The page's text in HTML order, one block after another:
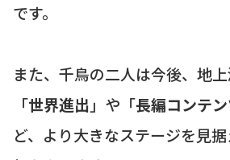
です。
また、千鳥の二人は今後、地
「世界進出 」や「長編コンテ
ど、より大きなステージを見